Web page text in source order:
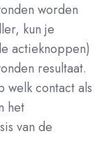
worden
kun je
actieknoppen)
resultaat.
welk contact als
het
van de